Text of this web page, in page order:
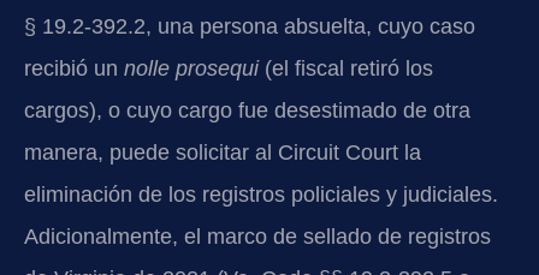
§ 19.2-392.2, una persona absuelta, cuyo caso
recibió un nolle prosequi(el fiscal retiró los
cargos), o cuyo cargo fue desestimado de otra
manera, puede solicitar al Circuit Court la
eliminación de los registros policiales y judiciales.
Adicionalmente, el marco de sellado de registros